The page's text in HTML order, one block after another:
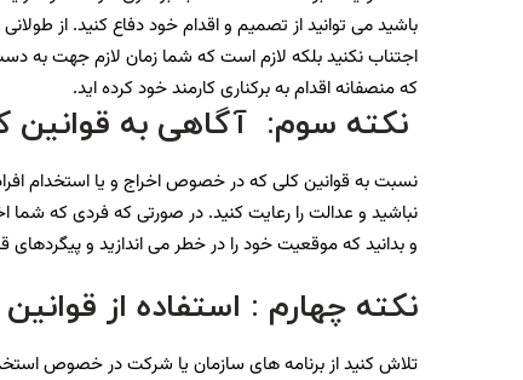
باشید می توانید از تصمیم و اقدام خود دفاع کنید. از
اجتناب نکنید بلکه لازم است که شما زمان لازم جهت به
که منصفانه اقدام به برکناری کارمند خود کرده اید.
نکته سوم: آگاهی به قوانین
نسبت به قوانین کلی که در خصوص اخراج و یا استخدام
نباشید و عدالت را رعایت کنید. در صورتی که فردی که شما
و بدانید که موقعیت خود را در خطر می اندازید و
نکته چهارم : استفاده از
تلاش کنید از برنامه های سازمان یا شرکت در خصوص استخدام